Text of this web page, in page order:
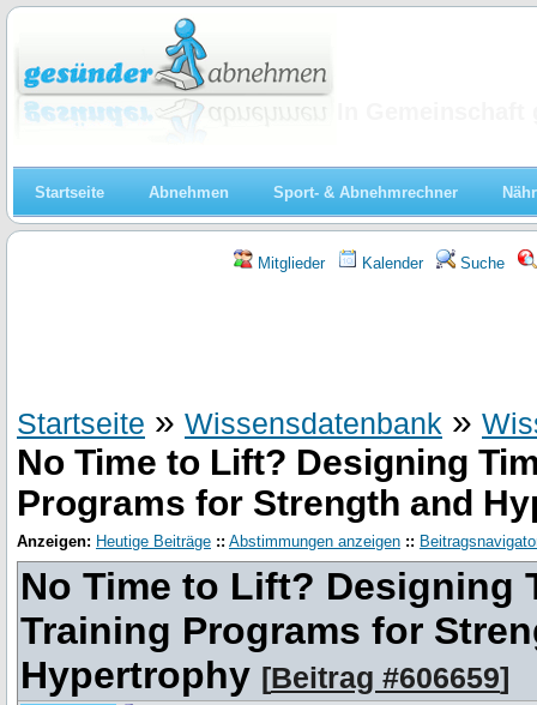
Startseite Abnehmen Sport- & Abnehmrechner
Mitglieder Kalender Suche
Startseite » Wissensdatenbank »
No Time to Lift? Designing
Programs for Strength and
Anzeigen: Heutige Beiträge :: Abstimmungen anzeigen ::
No Time to Lift? Designing
Training Programs for
Hypertrophy [Beitrag #606659]